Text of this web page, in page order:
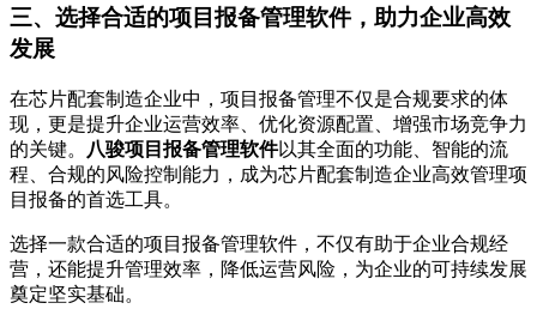
三、选择合适的项目报备管理软件，助力企业高效
发展
在芯片配套制造企业中，项目报备管理不仅是合规要求的体
现，更是提升企业运营效率、优化资源配置、增强市场竞争力
的关键。
八骏项目报备管理软件以其全面的功能、智能的流
程、合规的风险控制能力，成为芯片配套制造企业高效管理项
目报备的首选工具。
选择一款合适的项目报备管理软件，不仅有助于企业合规经
营，还能提升管理效率，降低运营风险，为企业的可持续发展
奠定坚实基础。